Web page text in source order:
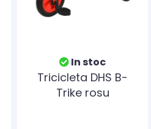
In stoc
Tricicleta DHS B-
Trike rosu